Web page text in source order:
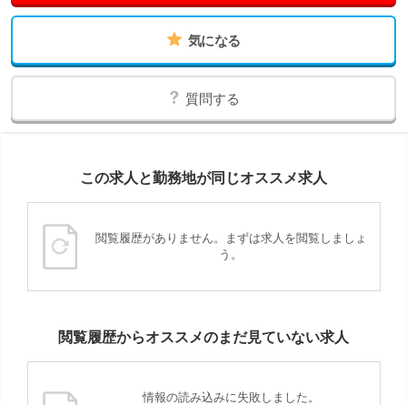
気になる
質問する
この求人と勤務地が同じオススメ求人
閲覧履歴がありません。まずは求人を閲覧しましょ
う。
閲覧履歴からオススメのまだ見ていない求人
情報の読み込みに失敗しました。